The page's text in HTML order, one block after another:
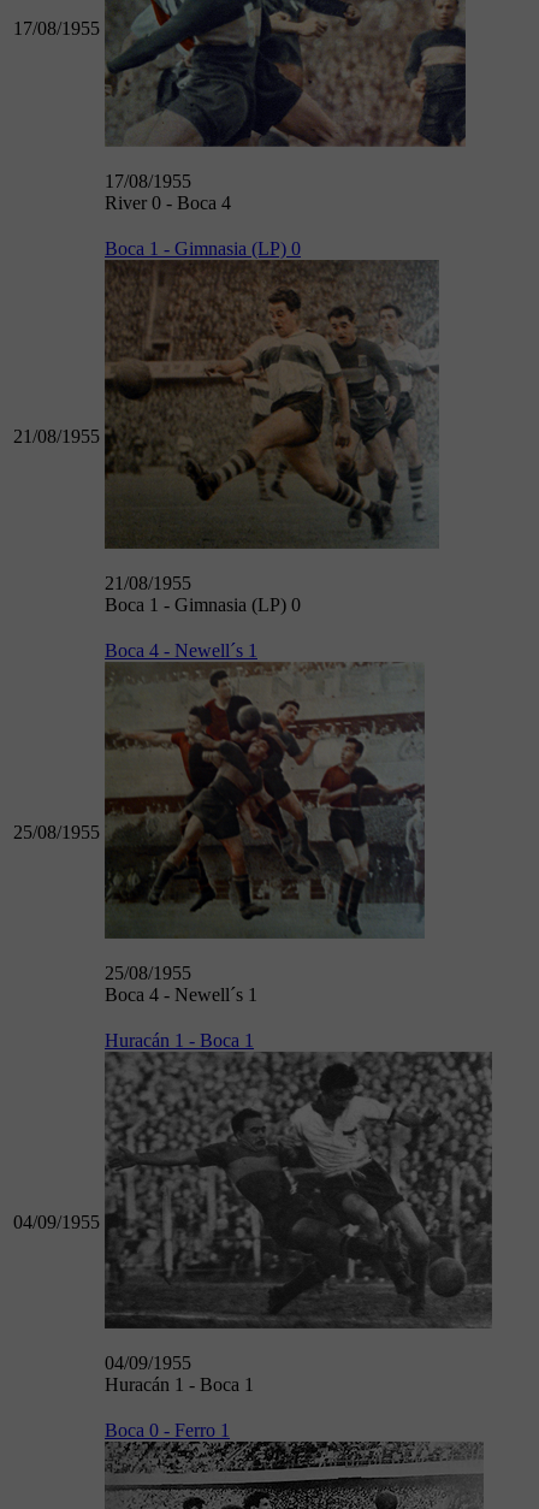
17/08/1955
17/08/1955
River 0 - Boca 4
21/08/1955
Boca 1 - Gimnasia (LP) 0
21/08/1955
Boca 1 - Gimnasia (LP) 0
25/08/1955
Boca 4 - Newell´s 1
25/08/1955
Boca 4 - Newell´s 1
04/09/1955
Huracán 1 - Boca 1
04/09/1955
Huracán 1 - Boca 1
Boca 0 - Ferro 1